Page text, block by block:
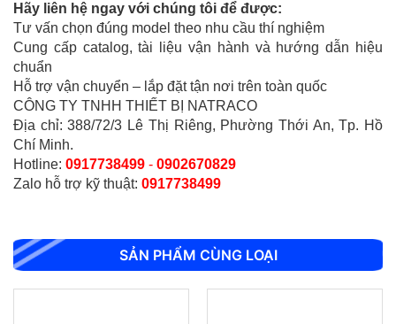
Hãy liên hệ ngay với chúng tôi để được:
Tư vấn chọn đúng model theo nhu cầu thí nghiệm
Cung cấp catalog, tài liệu vận hành và hướng dẫn hiệu
chuẩn
Hỗ trợ vận chuyển – lắp đặt tận nơi trên toàn quốc
CÔNG TY TNHH THIẾT BỊ NATRACO
Địa chỉ: 388/72/3 Lê Thị Riêng, Phường Thới An, Tp. Hồ
Chí Minh.
Hotline: 0917738499 - 0902670829
Zalo hỗ trợ kỹ thuật: 0917738499
SẢN PHẨM CÙNG LOẠI